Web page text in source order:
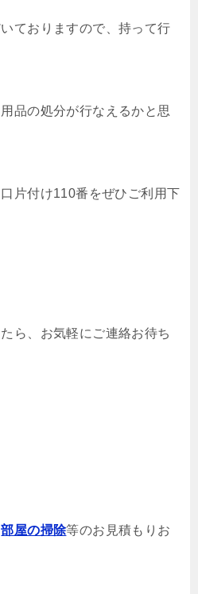
ておりますので、持って行
品の処分が行なえるかと思
片付け110番をぜひご利用下
ら、お気軽にご連絡お待ち
部屋の掃除等のお見積もりお